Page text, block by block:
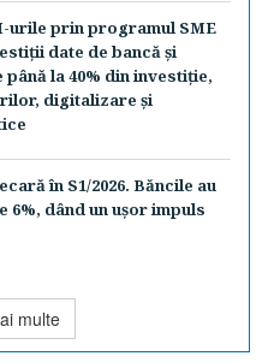
urile prin programul SME
date de bancă şi
la 40% din investiţie,
digitalizare şi
în S1/2026. Băncile au
dând un uşor impuls
multe